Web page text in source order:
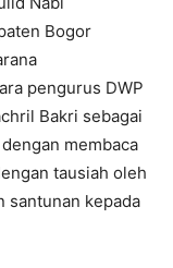
Bogor
pengurus DWP
Bakri sebagai
membaca
tausiah oleh
santunan kepada